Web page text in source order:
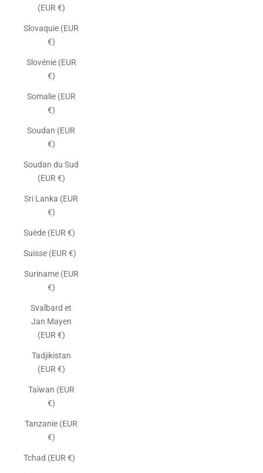
(EUR €)
Slovaquie (EUR
€)
Slovénie (EUR
€)
Somalie (EUR
€)
Soudan (EUR
€)
Soudan du Sud
(EUR €)
Sri Lanka (EUR
€)
Suède (EUR €)
Suisse (EUR €)
Suriname (EUR
€)
Svalbard et
Jan Mayen
(EUR €)
Tadjikistan
(EUR €)
Taïwan (EUR
€)
Tanzanie (EUR
€)
Tchad (EUR €)